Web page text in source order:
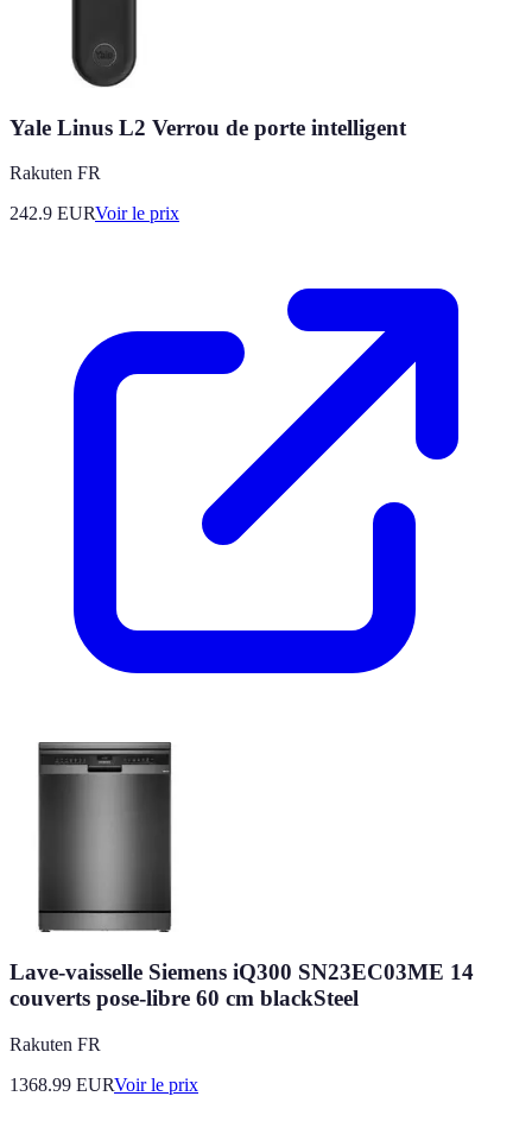
Yale Linus L2 Verrou de porte intelligent
Rakuten FR
242.9 EURVoir le prix
Lave-vaisselle Siemens iQ300 SN23EC03ME 14
couverts pose-libre 60 cm blackSteel
Rakuten FR
1368.99 EURVoir le prix